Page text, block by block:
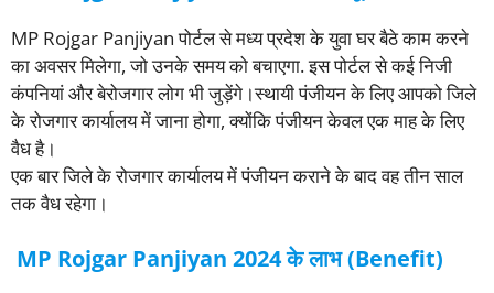
MP Rojgar Panjiyan पोर्टल से मध्य प्रदेश के युवा घर बैठे काम करने
का अवसर मिलेगा, जो उनके समय को बचाएगा. इस पोर्टल से कई निजी
कंपनियां और बेरोजगार लोग भी जुड़ेंगे।स्थायी पंजीयन के लिए आपको जिले
के रोजगार कार्यालय में जाना होगा, क्योंकि पंजीयन केवल एक माह के लिए
वैध है।
एक बार जिले के रोजगार कार्यालय में पंजीयन कराने के बाद वह तीन साल
तक वैध रहेगा।
MP Rojgar Panjiyan 2024 के लाभ (Benefit)